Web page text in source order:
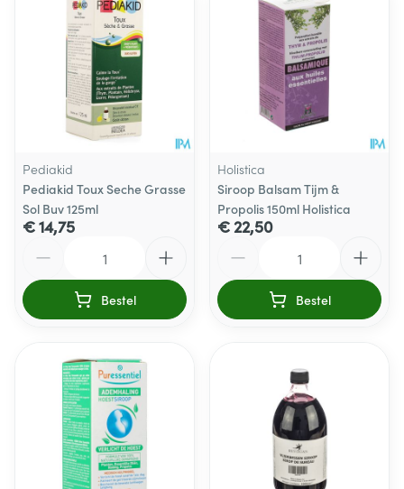
Pediakid
Pediakid Toux Seche Grasse
Sol Buv 125ml
€ 14,75
Bestel
Holistica
Siroop Balsam Tijm &
Propolis 150ml Holistica
€ 22,50
Bestel